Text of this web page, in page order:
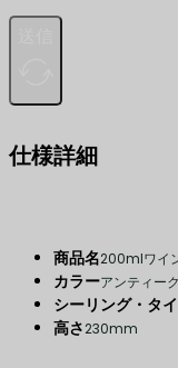
仕様詳細
商品名200mlワイ
カラーアンティー
シーリング・タ
高さ230mm